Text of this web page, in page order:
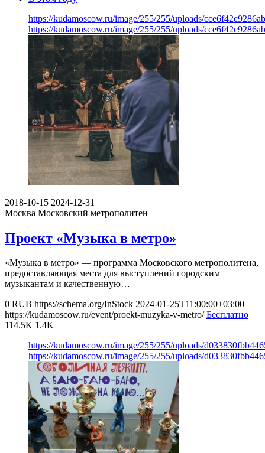
https://kudamoscow.ru/image/255/255/uploads/
https://kudamoscow.ru/image/255/255/uploads/
2018-10-15 2024-12-31
Москва Московский метрополитен
Проект «Музыка в метро»
«Музыка в метро» — программа Московского метрополитена,
предоставляющая места для выступлений городским
музыкантам и качественную…
0 RUB https://schema.org/InStock 2024-01-25T11:00:00+03:00
https://kudamoscow.ru/event/proekt-muzyka-v-metro/ Бесплатно
114.5K 1.4K
https://kudamoscow.ru/image/255/255/uploads/
https://kudamoscow.ru/image/255/255/uploads/